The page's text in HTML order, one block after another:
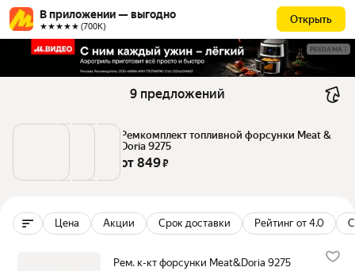
В приложении — выгодно
★★★★★ (700К)
Открыть
РЕКЛАМА
9 предложений
Ремкомплект топливной форсунки Meat &
Doria 9275
от 849 ₽
Цена Акции Срок доставки Рейтинг от 4.0
Рем. к-кт форсунки Meat&Doria 9275